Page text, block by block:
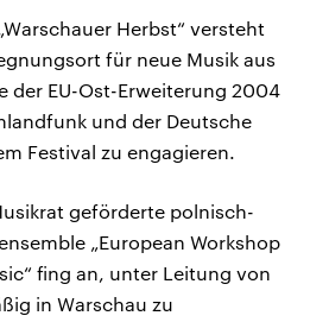
Herbst“ versteht
für neue Musik aus
der EU-Ost-Erweiterung 2004
und der Deutsche
Festival zu engagieren.
geförderte polnisch-
„European Workshop
fing an, unter Leitung von
in Warschau zu